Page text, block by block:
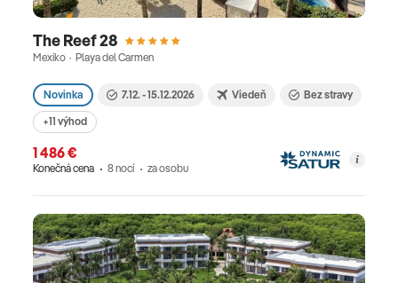
The Reef 28
Mexiko · Playa del Carmen
Novinka 7.12. - 15.12.2026 Viedeň Bez stravy
+11 výhod
1 486 €
Konečná cena 8 nocí za osobu